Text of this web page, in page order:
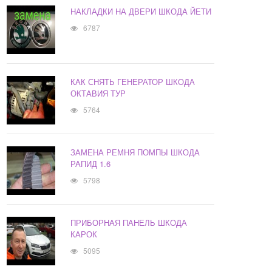
НАКЛАДКИ НА ДВЕРИ ШКОДА ЙЕТИ
6787
КАК СНЯТЬ ГЕНЕРАТОР ШКОДА
ОКТАВИЯ ТУР
5764
ЗАМЕНА РЕМНЯ ПОМПЫ ШКОДА
РАПИД 1.6
5798
ПРИБОРНАЯ ПАНЕЛЬ ШКОДА
КАРОК
5095